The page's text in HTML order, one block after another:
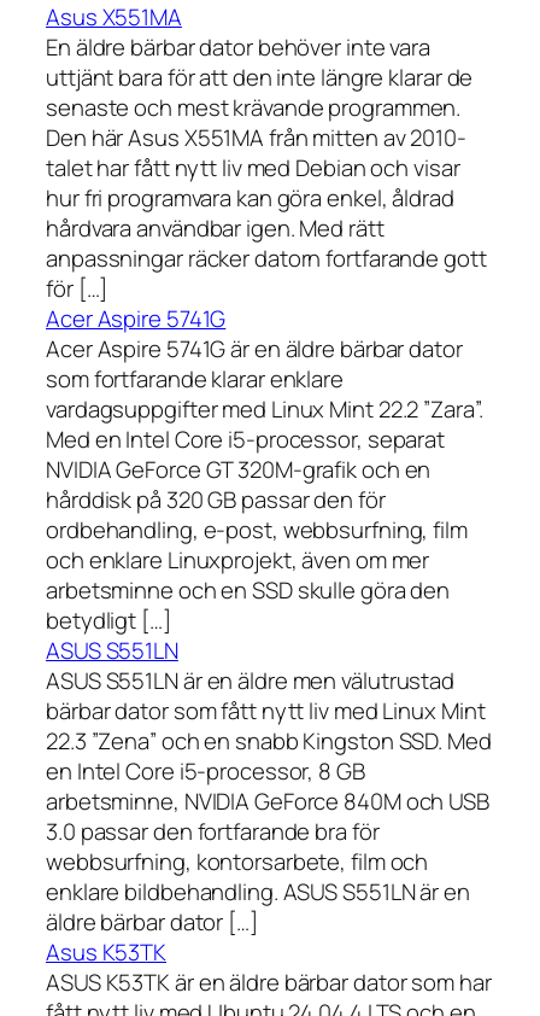
Asus X551MA
En äldre bärbar dator behöver inte vara
uttjänt bara för att den inte längre klarar de
senaste och mest krävande programmen.
Den här Asus X551MA från mitten av 2010-
talet har fått nytt liv med Debian och visar
hur fri programvara kan göra enkel, åldrad
hårdvara användbar igen. Med rätt
anpassningar räcker datorn fortfarande gott
för […]
Acer Aspire 5741G
Acer Aspire 5741G är en äldre bärbar dator
som fortfarande klarar enklare
vardagsuppgifter med Linux Mint 22.2 ”Zara”.
Med en Intel Core i5-processor, separat
NVIDIA GeForce GT 320M-grafik och en
hårddisk på 320 GB passar den för
ordbehandling, e-post, webbsurfning, film
och enklare Linuxprojekt, även om mer
arbetsminne och en SSD skulle göra den
betydligt […]
ASUS S551LN
ASUS S551LN är en äldre men välutrustad
bärbar dator som fått nytt liv med Linux Mint
22.3 ”Zena” och en snabb Kingston SSD. Med
en Intel Core i5-processor, 8 GB
arbetsminne, NVIDIA GeForce 840M och USB
3.0 passar den fortfarande bra för
webbsurfning, kontorsarbete, film och
enklare bildbehandling. ASUS S551LN är en
äldre bärbar dator […]
Asus K53TK
ASUS K53TK är en äldre bärbar dator som har